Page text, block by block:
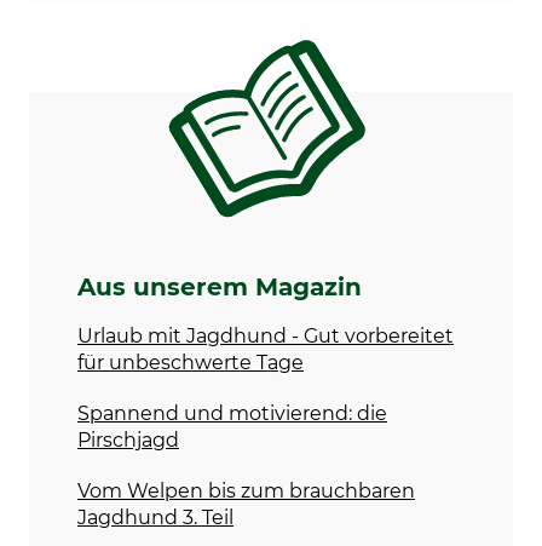
Aus unserem Magazin
Urlaub mit Jagdhund - Gut vorbereitet
für unbeschwerte Tage
Spannend und motivierend: die
Pirschjagd
Vom Welpen bis zum brauchbaren
Jagdhund 3. Teil